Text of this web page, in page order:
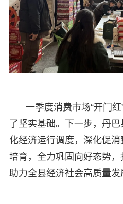
一季度消费市场“开门
了坚实基础。下一步，丹
化经济运行调度，深化促
培育，全力巩固向好态势，
助力全县经济社会高质量发